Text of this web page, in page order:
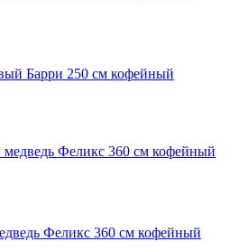
Барри 250 см кофейный
Феликс 360 см кофейный